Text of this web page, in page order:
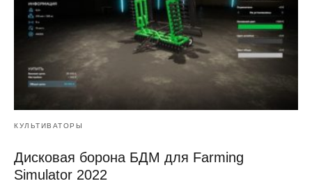
КУЛЬТИВАТОРЫ
Дисковая борона БДМ для Farming
Simulator 2022